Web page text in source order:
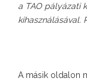
a TAO pályázati
kihasználásával.
A másik oldalon